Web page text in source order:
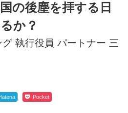
の後塵を拝する日
か？
執行役員 パートナー 三
Pocket